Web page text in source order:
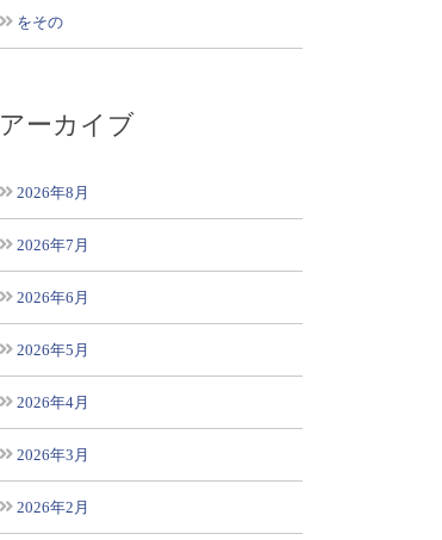
をその
アーカイブ
2026年8月
2026年7月
2026年6月
2026年5月
2026年4月
2026年3月
2026年2月